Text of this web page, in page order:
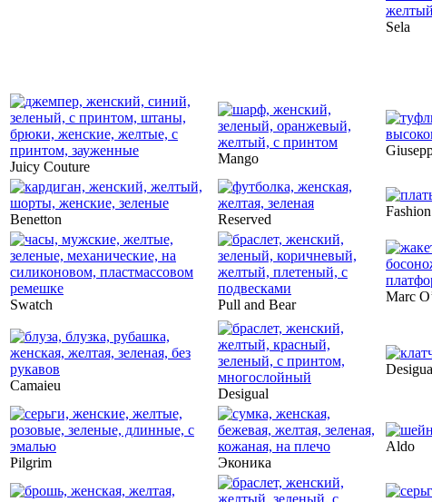
Sela
Juicy Couture
Mango
Benetton Reserved
Swatch Pull and Bear
Marc
Camaieu
Desigual
Pilgrim Эконика
Aldo